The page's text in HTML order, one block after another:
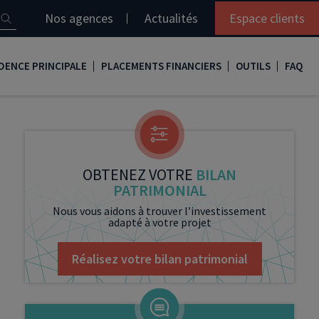
Nos agences Actualités Espace clients
PRINCIPALE
son crédit immobilier
PLACEMENTS FINANCIERS
PEA
Loi Madelin
SCPI
OUTILS
Simulation loi Denormandie
Comment réaliser son bilan patrimonial ?
Le guide de la loi Denormandie 2026
Simulation prêt immobilier
Nos vidéos
Nos Podcasts
FAQ
OBTENEZ VOTRE BILAN
PATRIMONIAL
Nous vous aidons à trouver l’investissement
adapté à votre projet
Réalisez votre bilan patrimonial